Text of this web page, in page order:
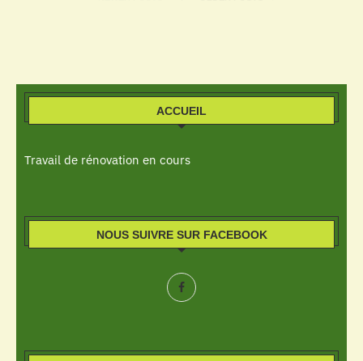
ACCUEIL
Travail de rénovation en cours
NOUS SUIVRE SUR FACEBOOK